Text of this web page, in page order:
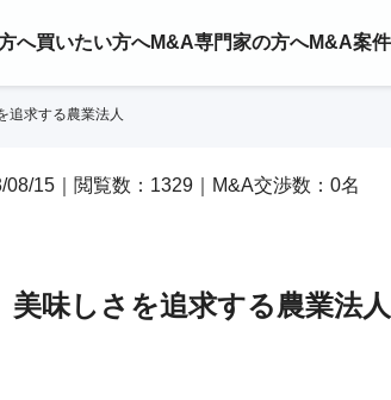
へ買いたい方へM&A専門家の方へM&A案
追求する農業法人
15｜閲覧数：1329｜M&A交渉数：0名
味しさを追求する農業法人